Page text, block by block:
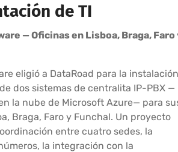
de TI
— Oficinas en Lisboa, Braga, Faro
eligió a DataRoad para la instalación
dos sistemas de centralita IP-PBX —
la nube de Microsoft Azure— para
Braga, Faro y Funchal. Un proyecto
entre cuatro sedes, la
la integración con la